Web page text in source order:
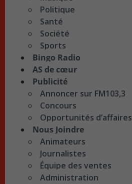
Politique
Santé
Société
Sports
Bingo Radio
AS de cœur
Publicité
Annoncer sur FM103,3
Concours
Opportunités d’affaires
Nous Joindre
Animateurs
Journalistes
Équipe des ventes
Administration